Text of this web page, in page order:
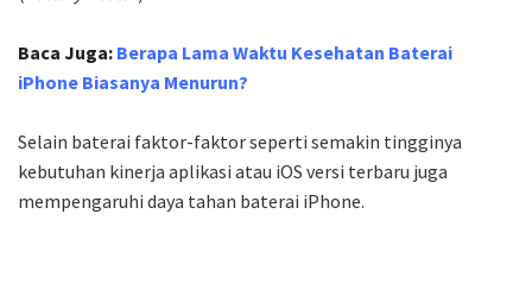
Baca Juga: Berapa Lama Waktu Kesehatan Baterai
iPhone Biasanya Menurun?
Selain baterai faktor-faktor seperti semakin tingginya
kebutuhan kinerja aplikasi atau iOS versi terbaru juga
mempengaruhi daya tahan baterai iPhone.